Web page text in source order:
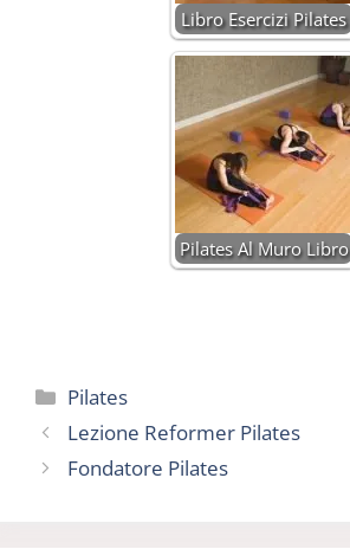
Libro Esercizi Pilates
Pilates Al Muro Libro
Categorie
Pilates
Lezione Reformer Pilates
Fondatore Pilates